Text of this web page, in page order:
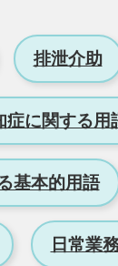
排泄介助
症に関する用
基本的用語
日常業